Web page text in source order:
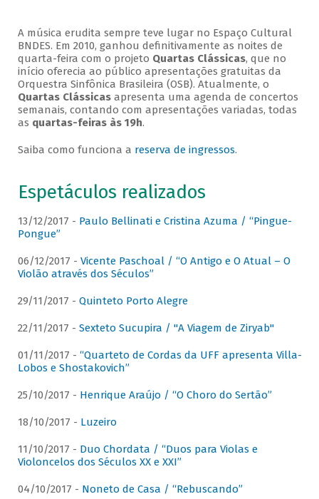
A música erudita sempre teve lugar no Espaço Cultural
BNDES. Em 2010, ganhou definitivamente as noites de
quarta-feira com o projeto Quartas Clássicas, que no
início oferecia ao público apresentações gratuitas da
Orquestra Sinfônica Brasileira (OSB). Atualmente, o
Quartas Clássicasapresenta uma agenda de concertos
semanais, contando com apresentações variadas, todas
as quartas-feiras às 19h.
Saiba como funciona a reserva de ingressos.
Espetáculos realizados
13/12/2017 - Paulo Bellinati e Cristina Azuma / “Pingue-
Pongue”
06/12/2017 - Vicente Paschoal / “O Antigo e O Atual – O
Violão através dos Séculos”
29/11/2017 - Quinteto Porto Alegre
22/11/2017 - Sexteto Sucupira / "A Viagem de Ziryab"
01/11/2017 - “Quarteto de Cordas da UFF apresenta Villa-
Lobos e Shostakovich”
25/10/2017 - Henrique Araújo / “O Choro do Sertão”
18/10/2017 - Luzeiro
11/10/2017 - Duo Chordata / “Duos para Violas e
Violoncelos dos Séculos XX e XXI”
04/10/2017 - Noneto de Casa / “Rebuscando”